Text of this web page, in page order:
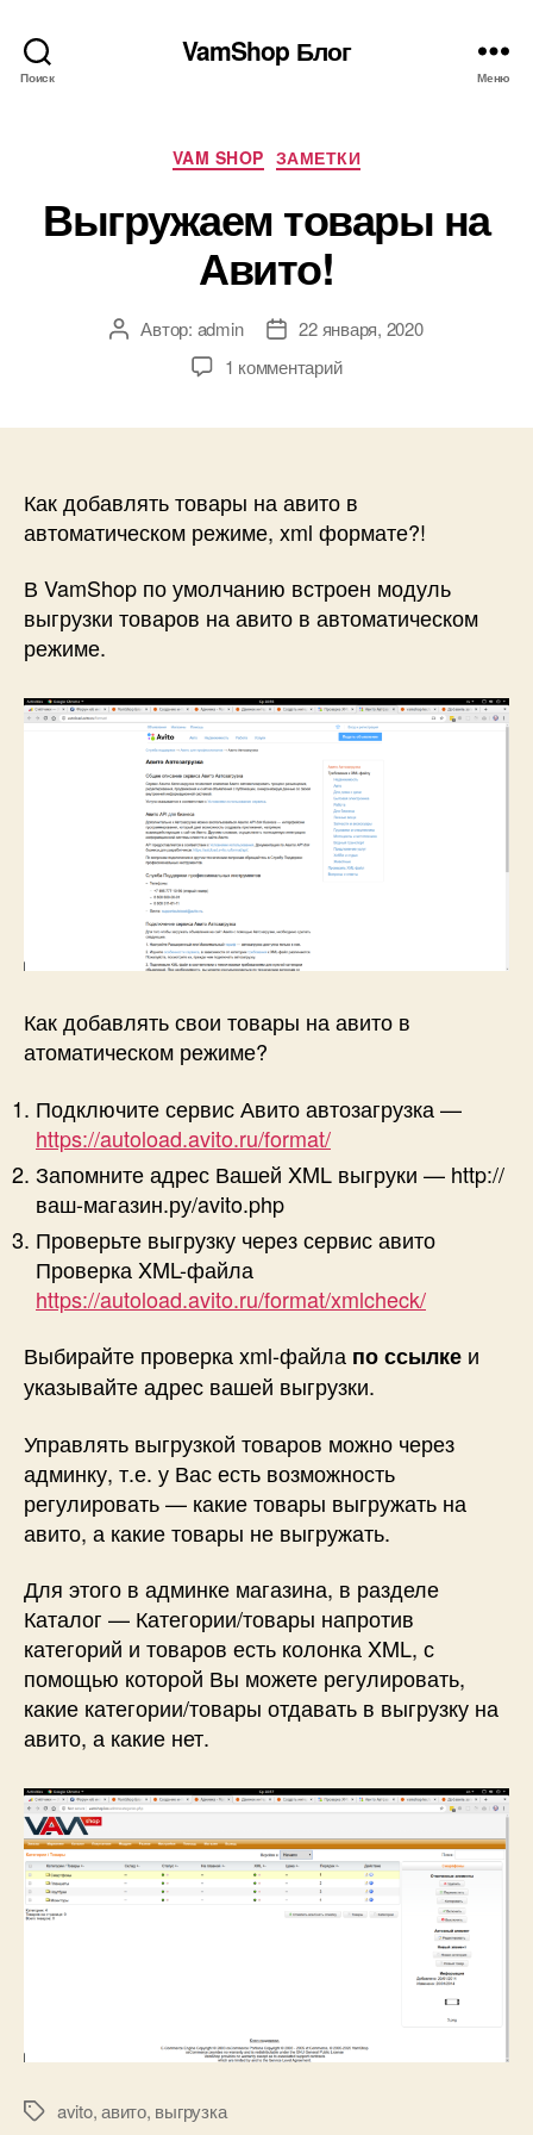
Поиск
VamShop Блог
Меню
Рубрики
VAM SHOP ЗАМЕТКИ
Выгружаем товары на
Авито!
АвторАвтор: admin
Дата22 января, 2020
1 комментарийк
Авито!
Как добавлять товары на авито в
автоматическом режиме, xml формате?!
В VamShop по умолчанию встроен модуль
выгрузки товаров на авито в автоматическом
режиме.
Как добавлять свои товары на авито в
атоматическом режиме?
Подключите сервис Авито автозагрузка —
https://autoload.avito.ru/format/
Запомните адрес Вашей XML выгруки — http://
ваш-магазин.ру/avito.php
Проверьте выгрузку через сервис авито
Проверка XML-файла
https://autoload.avito.ru/format/xmlcheck/
Выбирайте проверка xml-файла по ссылке и
указывайте адрес вашей выгрузки.
Управлять выгрузкой товаров можно через
админку, т.е. у Вас есть возможность
регулировать — какие товары выгружать на
авито, а какие товары не выгружать.
Для этого в админке магазина, в разделе
Каталог — Категории/товары напротив
категорий и товаров есть колонка XML, с
помощью которой Вы можете регулировать,
какие категории/товары отдавать в выгрузку на
авито, а какие нет.
Меткиavito,авито, выгрузка